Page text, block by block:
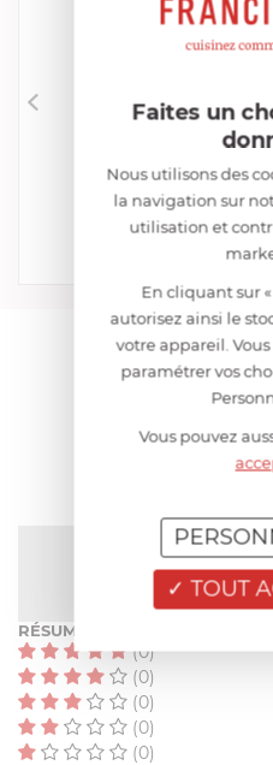
EN STOCK -
AIDE
AVIS
NOTE
Pas
RÉSUMÉ
(0)
(0)
(0)
(0)
(0)
Faites un
Nous utilisons des
la navigation sur
utilisation et
En cliquant sur
autorisez ainsi le
votre appareil.
paramétrer vos
Vous pouvez
TOUT